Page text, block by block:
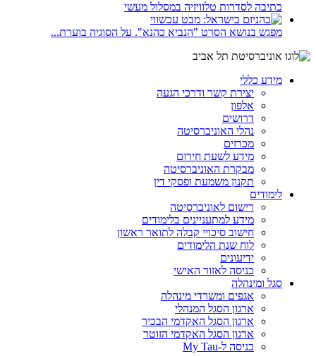
כתיבה לסדרות טלוויזיה במסלול מעשי
מפגש בנושא הסרט "הנביא כהנא". על הסוגיה בוערת...
מידע כללי
יצירת קשר ודרכי הגעה
אלפון
דרושים
נהלי האוניברסיטה
מכרזים
מידע לשעת חירום
מבקרת האוניברסיטה
תקנון משמעת ופסקי דין
לימודים
רישום לאוניברסיטה
מידע למתעניינים בלימודים
חישוב סיכויי קבלה לתואר ראשון
לוח שנת הלימודים
ידיעונים
כניסה לאזור האישי
סגל ומינהלה
אגפים ומשרדי מינהלה
ארגון הסגל המנהלי
ארגון הסגל האקדמי הבכיר
ארגון הסגל האקדמי הזוטר
כניסה ל-My Tau